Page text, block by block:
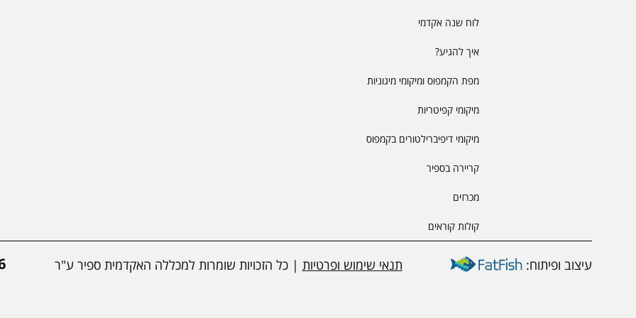
לוח שנה אקדמי
איך להגיע?
מפת הקמפוס ומיקומי מיגוניות
מיקומי קפיטריות
מיקומי דיפיברילטורים בקמפוס
קריירה בספיר
מכרזים
קולות קוראים
עיצוב ופיתוח: תנאי שימוש ופרטיות | כל הזכויות שומרות למכללה האקדמית ספיר ע"ר